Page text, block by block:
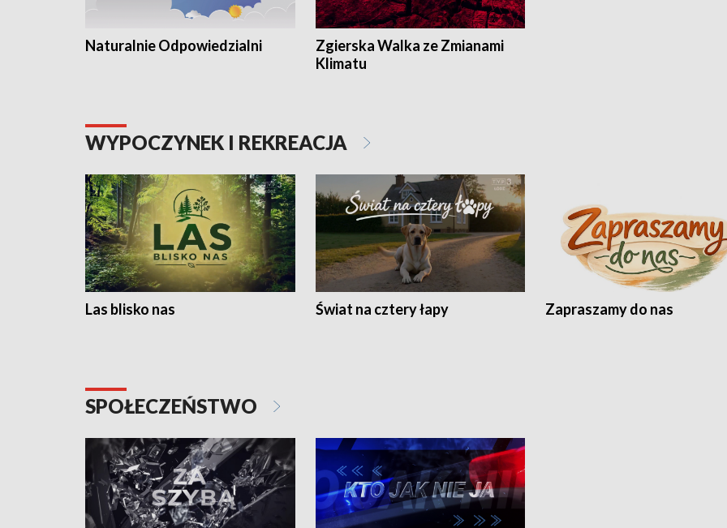
Naturalnie Odpowiedzialni
Zgierska Walka ze Zmianami
Klimatu
WYPOCZYNEK I REKREACJA
Las blisko nas Świat na cztery łapy Zapraszamy do nas
SPOŁECZEŃSTWO